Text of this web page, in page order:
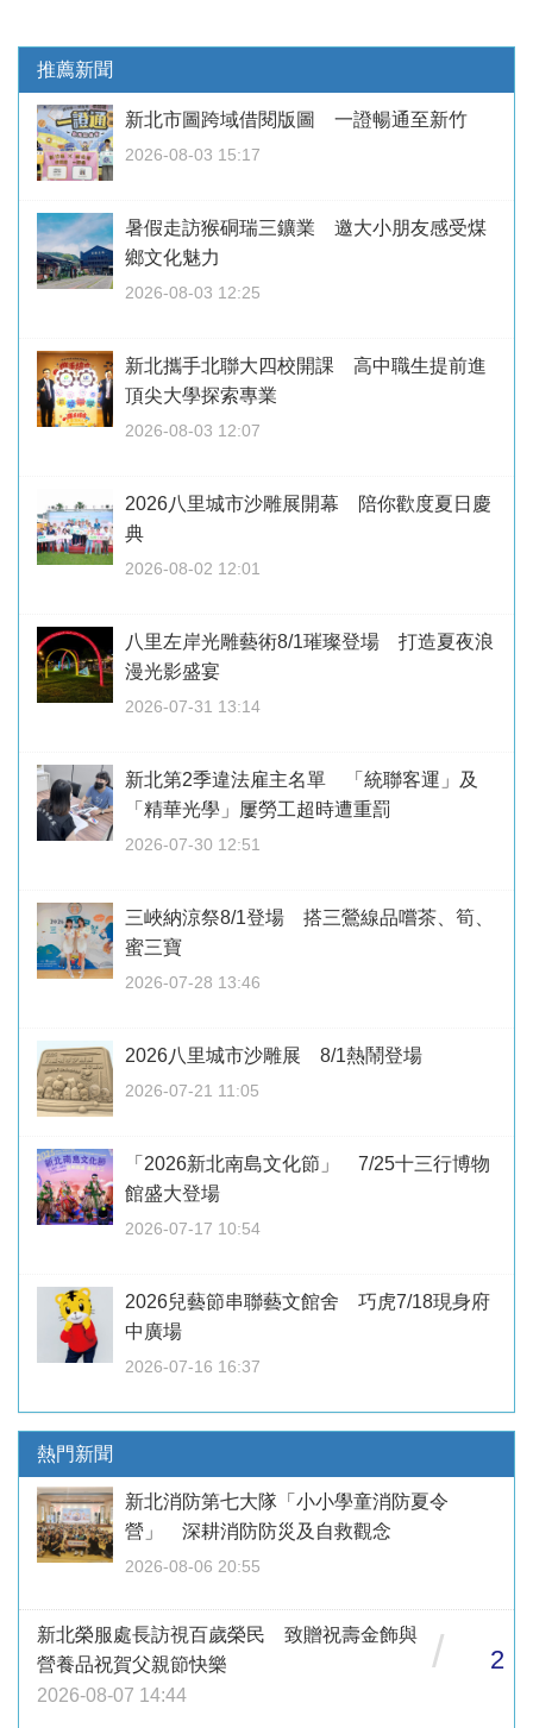
推薦新聞
新北市圖跨域借閱版圖 一證暢通至新竹
2026-08-03 15:17
暑假走訪猴硐瑞三鑛業 邀大小朋友感受煤
鄉文化魅力
2026-08-03 12:25
新北攜手北聯大四校開課 高中職生提前進
頂尖大學探索專業
2026-08-03 12:07
2026八里城市沙雕展開幕 陪你歡度夏日慶
典
2026-08-02 12:01
八里左岸光雕藝術8/1璀璨登場 打造夏夜浪
漫光影盛宴
2026-07-31 13:14
新北第2季違法雇主名單 「統聯客運」及
「精華光學」屢勞工超時遭重罰
2026-07-30 12:51
三峽納涼祭8/1登場 搭三鶯線品嚐茶、筍、
蜜三寶
2026-07-28 13:46
2026八里城市沙雕展 8/1熱鬧登場
2026-07-21 11:05
「2026新北南島文化節」 7/25十三行博物
館盛大登場
2026-07-17 10:54
2026兒藝節串聯藝文館舍 巧虎7/18現身府
中廣場
2026-07-16 16:37
熱門新聞
新北消防第七大隊「小小學童消防夏令
營」 深耕消防防災及自救觀念
2026-08-06 20:55
新北榮服處長訪視百歲榮民 致贈祝壽金飾與
營養品祝賀父親節快樂
2026-08-07 14:44
/ 2